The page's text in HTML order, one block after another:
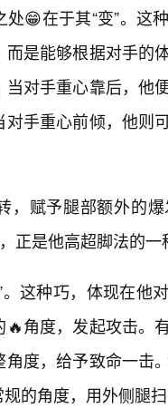
😁在于其“变”。这
而是能够根据对手的
对手重心靠后，他
手重心前倾，他则
，赋予腿部额外的
正是他高超脚法的一
这种巧，体现在他
角度，发起攻击。
度，给予致命一击
的角度，用外侧腿